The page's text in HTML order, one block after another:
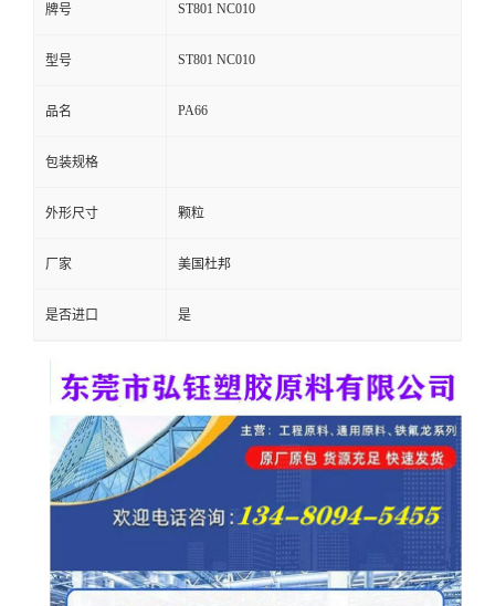
牌号 ST801 NC010
型号 ST801 NC010
品名 PA66
包装规格
外形尺寸 颗粒
厂家 美国杜邦
是否进口 是